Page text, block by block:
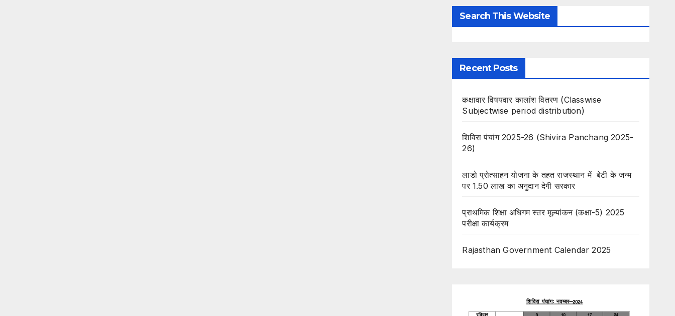
Search This Website
Recent Posts
कक्षावार विषयवार कालांश वितरण (Classwise
Subjectwise period distribution)
शिविरा पंचांग 2025-26 (Shivira Panchang 2025-
26)
लाडो प्रोत्साहन योजना के तहत राजस्थान में बेटी के जन्म
पर 1.50 लाख का अनुदान देगी सरकार
प्राथमिक शिक्षा अधिगम स्तर मूल्यांकन (कक्षा-5) 2025
परीक्षा कार्यक्रम
Rajasthan Government Calendar 2025